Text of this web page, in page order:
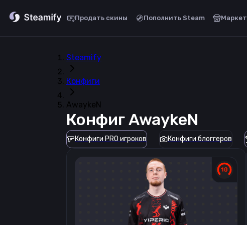
Продать скины Пополнить Steam Маркет
Steamify
Конфиги
AwaykeN
КонфигAwaykeN
Конфиги PRO игроков Конфиги блоггеров